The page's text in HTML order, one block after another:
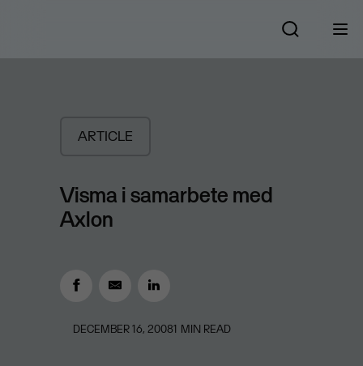
ARTICLE
Visma i samarbete med
Axlon
DECEMBER 16, 20081 MIN READ